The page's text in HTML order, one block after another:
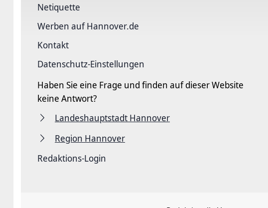
Netiquette
Werben auf Hannover.de
Kontakt
Datenschutz-Einstellungen
Haben Sie eine Frage und finden auf dieser Website
keine Antwort?
Landeshauptstadt Hannover
Region Hannover
Redaktions-Login